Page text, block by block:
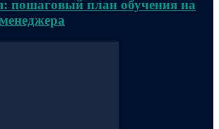
пошаговый план обучения на